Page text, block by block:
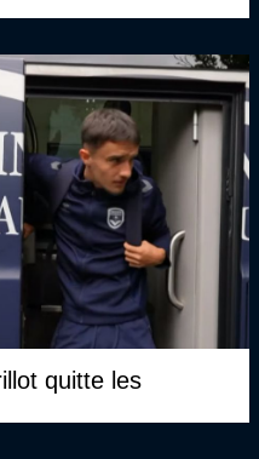
quitte les